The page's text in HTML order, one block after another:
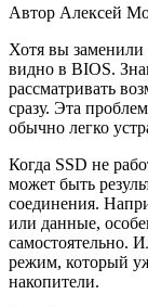
Автор Алексей
Хотя вы
видно в BIOS.
рассматривать
сразу. Эта
обычно легко
Когда SSD не
может быть
соединения.
или данные,
самостоятельно.
режим, который
накопители.